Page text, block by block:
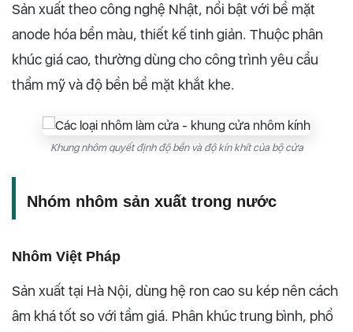
Sản xuất theo công nghệ Nhật, nổi bật với bề mặt
anode hóa bền màu, thiết kế tinh giản. Thuộc phân
khúc giá cao, thường dùng cho công trình yêu cầu
thẩm mỹ và độ bền bề mặt khắt khe.
Khung nhôm quyết định độ bền và độ kín khít của bộ cửa
Nhóm nhôm sản xuất trong nước
Nhôm Việt Pháp
Sản xuất tại Hà Nội, dùng hệ ron cao su kép nên cách
âm khá tốt so với tầm giá. Phân khúc trung bình, phổ